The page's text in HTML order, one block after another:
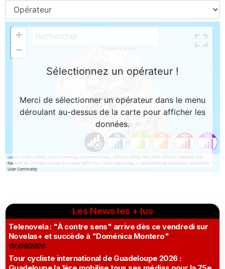
Les News les + lus
Telenovela : "À contre sens" arrive dès ce vendredi sur
Novelas+ et succède à "Doménica Montero"
07/08/2026
Tour cycliste international de Guadeloupe 2026 :